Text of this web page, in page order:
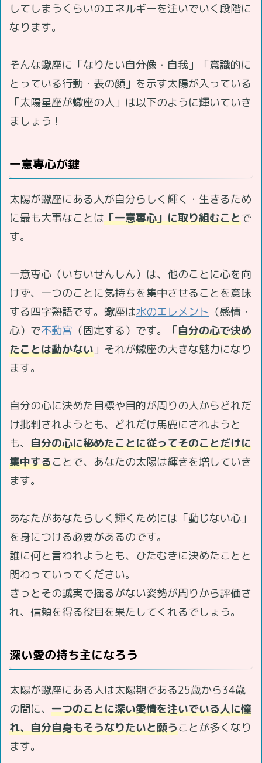
してしまうくらいのエネルギーを注いでいく段階に
なります。
そんな蠍座に「なりたい自分像・自我」「意識的に
とっている行動・表の顔」を示す太陽が入っている
「太陽星座が蠍座の人」は以下のように輝いていき
ましょう！
一意専心が鍵
太陽が蠍座にある人が自分らしく輝く・生きるため
に最も大事なことは「一意専心」に取り組むことで
す。
一意専心（いちいせんしん）は、他のことに心を向
けず、一つのことに気持ちを集中させることを意味
する四字熟語です。蠍座は水のエレメント （感情・
心）で不動宮 （固定する）です。「自分の心で決め
たことは動かない 」それが蠍座の大きな魅力になり
ます。
自分の心に決めた目標や目的が周りの人からどれだ
け批判されようとも、どれだけ馬鹿にされようと
も、 自分の心に秘めたことに従ってそのことだけに
集中することで、あなたの太陽は輝きを増していき
ます。
あなたがあなたらしく輝くためには「動じない心」
を身につける必要があるのです。
誰に何と言われようとも、ひたむきに決めたことと
関わっていってください。
きっとその誠実で揺るがない姿勢が周りから評価さ
れ、信頼を得る役目を果たしてくれるでしょう。
深い愛の持ち主になろう
太陽が蠍座にある人は太陽期である25歳から34歳
の間に、 一つのことに深い愛情を注いでいる人に憧
れ、自分自身もそうなりたいと願うことが多くなり
ます。